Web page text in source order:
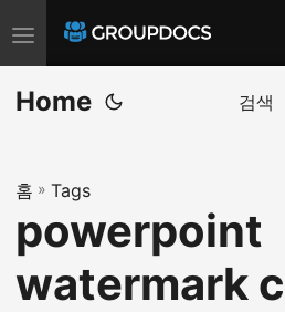
T
o
g
e
n
a
v
Home 검색
홈 » Tags
powerpoint
watermark